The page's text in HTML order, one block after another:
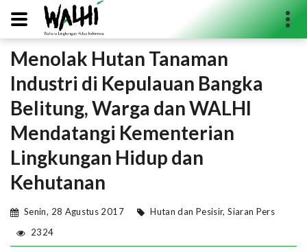
Search...
Menolak Hutan Tanaman
Industri di Kepulauan Bangka
Belitung, Warga dan WALHI
Mendatangi Kementerian
Lingkungan Hidup dan
Kehutanan
Senin, 28 Agustus 2017 Hutan dan Pesisir,Siaran Pers
2324